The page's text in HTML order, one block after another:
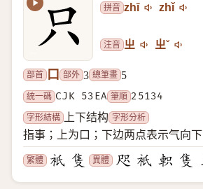
拼音 zhī zhǐ
注音 ㄓ ㄓˇ
部首 口 部外 3 總筆畫 5
統一碼 CJK 53EA 筆順 25134
字形結構
上下结构 字形分析
指事；上为口；下边两点表示气向下
繁體 異體